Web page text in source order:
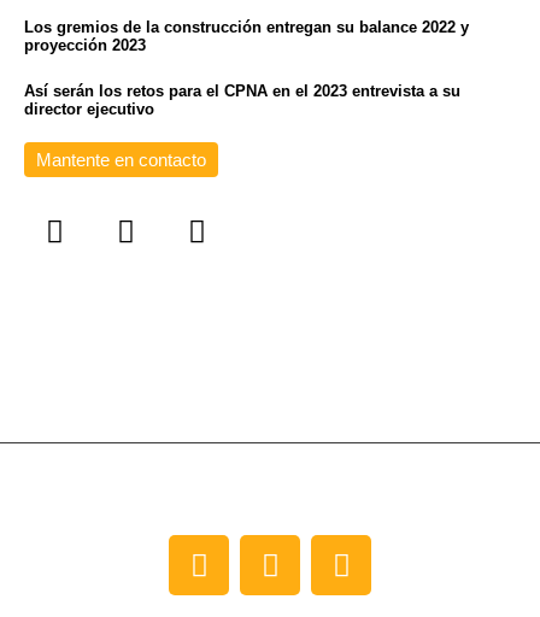
Los gremios de la construcción entregan su balance 2022 y
proyección 2023
Así serán los retos para el CPNA en el 2023 entrevista a su
director ejecutivo
Mantente en contacto